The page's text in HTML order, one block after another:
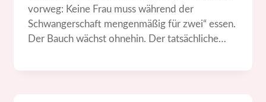
vorweg: Keine Frau muss während der
Schwangerschaft mengenmäßig für zwei“ essen.
Der Bauch wächst ohnehin. Der tatsächliche…